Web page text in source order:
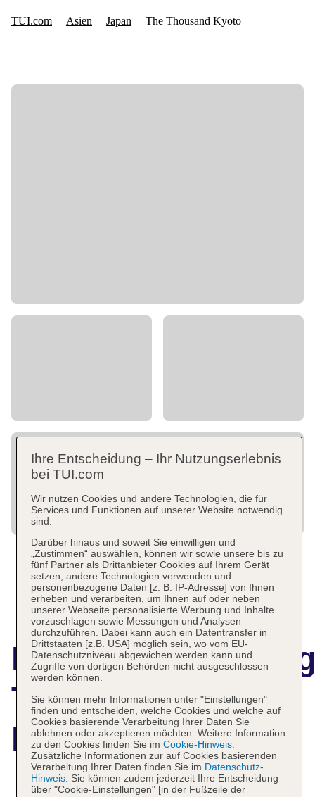
The Thousand
Kyoto
Ihre Entscheidung – Ihr Nutzungserlebnis
bei TUI.com
Wir nutzen Cookies und andere Technologien, die für
Services und Funktionen auf unserer Website notwendig
sind.
Darüber hinaus und soweit Sie einwilligen und
„Zustimmen“ auswählen, können wir sowie unsere bis zu
fünf Partner als Drittanbieter Cookies auf Ihrem Gerät
setzen, andere Technologien verwenden und
personenbezogene Daten [z. B. IP-Adresse] von Ihnen
erheben und verarbeiten, um Ihnen auf oder neben
unserer Webseite personalisierte Werbung und Inhalte
vorzuschlagen sowie Messungen und Analysen
durchzuführen. Dabei kann auch ein Datentransfer in
Drittstaaten [z.B. USA] möglich sein, wo vom EU-
Datenschutzniveau abgewichen werden kann und
Zugriffe von dortigen Behörden nicht ausgeschlossen
werden können.
Sie können mehr Informationen unter "Einstellungen"
finden und entscheiden, welche Cookies und welche auf
Cookies basierende Verarbeitung Ihrer Daten Sie
ablehnen oder akzeptieren möchten. Weitere Information
zu den Cookies finden Sie im Cookie-Hinweis.
Zusätzliche Informationen zur auf Cookies basierenden
Verarbeitung Ihrer Daten finden Sie im Datenschutz-
Hinweis. Sie können zudem jederzeit Ihre Entscheidung
über "Cookie-Einstellungen" [in der Fußzeile der